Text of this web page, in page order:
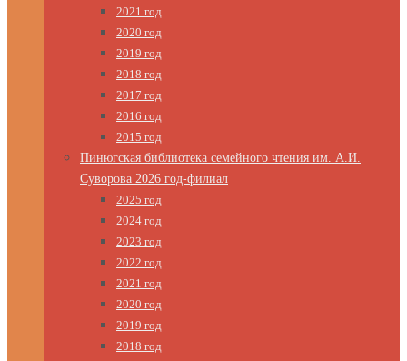
2021 год
2020 год
2019 год
2018 год
2017 год
2016 год
2015 год
Пинюгская библиотека семейного чтения им. А.И.
Суворова 2026 год-филиал
2025 год
2024 год
2023 год
2022 год
2021 год
2020 год
2019 год
2018 год